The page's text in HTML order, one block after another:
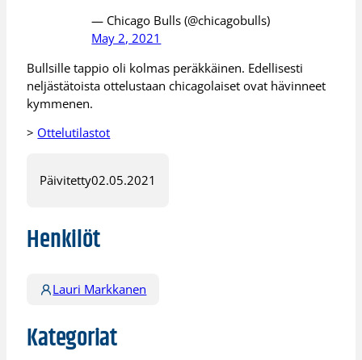
— Chicago Bulls (@chicagobulls)
May 2, 2021
Bullsille tappio oli kolmas peräkkäinen. Edellisesti
neljästätoista ottelustaan chicagolaiset ovat hävinneet
kymmenen.
> Ottelutilastot
Päivitetty02.05.2021
Henkilöt
Lauri Markkanen
Kategoriat